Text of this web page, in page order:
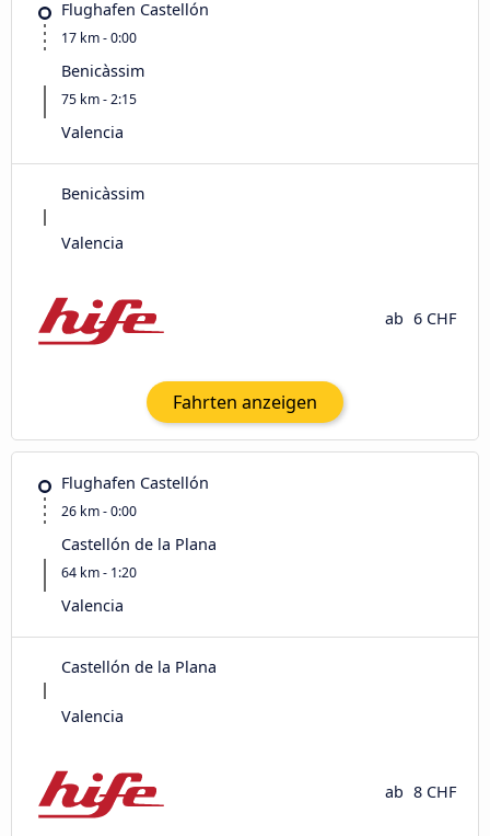
Flughafen Castellón
17 km - 0:00
Benicàssim
75 km - 2:15
Valencia
Benicàssim
Valencia
ab 6 CHF
Fahrten anzeigen
Flughafen Castellón
26 km - 0:00
Castellón de la Plana
64 km - 1:20
Valencia
Castellón de la Plana
Valencia
ab 8 CHF